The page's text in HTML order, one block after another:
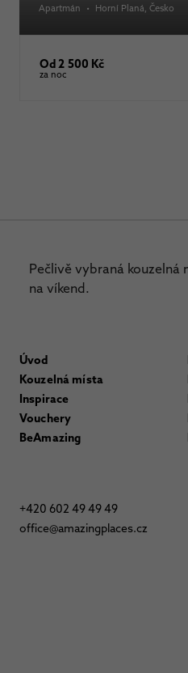
Apartmán • Horní Planá , Česko
Od 2 500 Kč
za noc
Pečlivě vybraná
na víkend.
Úvod
Kouzelná místa
Inspirace
Vouchery
BeAmazing
+420 602 49 49 49
office@amazingplaces.cz